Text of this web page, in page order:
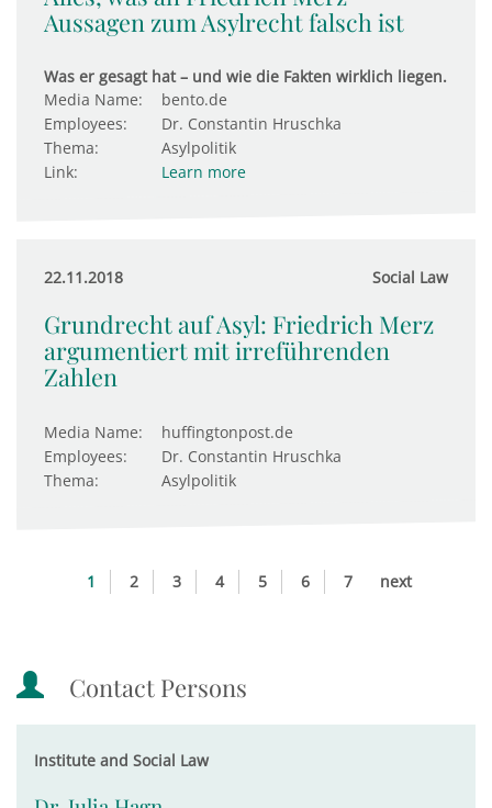
Aussagen zum Asylrecht falsch ist
Was er gesagt hat – und wie die Fakten wirklich liegen.
Media Name:
bento.de
Employees:
Dr. Constantin Hruschka
Thema:
Asylpolitik
Link:
Learn more
22.11.2018 Social Law
Grundrecht auf Asyl: Friedrich Merz
argumentiert mit irreführenden
Zahlen
Media Name:
huffingtonpost.de
Employees:
Dr. Constantin Hruschka
Thema:
Asylpolitik
1 2 3 4 5 6 7 next
Contact Persons
Institute and Social Law